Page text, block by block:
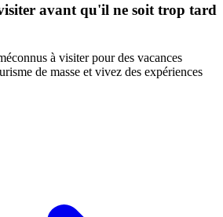
avant qu'il ne soit trop tard
à visiter pour des vacances
de masse et vivez des expériences